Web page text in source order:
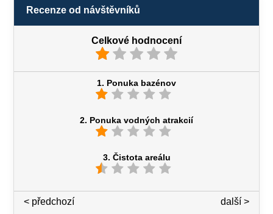
Recenze od návštěvníků
Celkové hodnocení
1. Ponuka bazénov
2. Ponuka vodných atrakcií
3. Čistota areálu
další >
< předchozí